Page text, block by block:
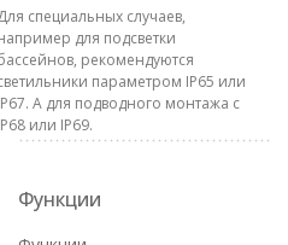
специальных случаев,
для подсветки
рекомендуются
параметром IP65 или
А для подводного монтажа с
или IP69.
Функции